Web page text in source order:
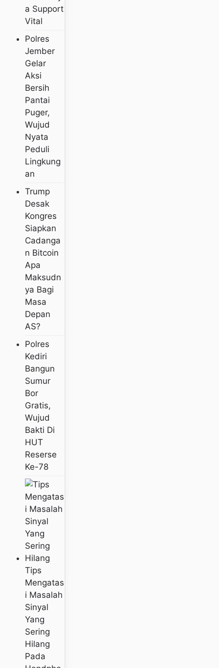
A Support
Vital
Polres
Jember
Gelar
Aksi
Bersih
Pantai
Puger,
Wujud
Nyata
Peduli
Lingkung
An
Trump
Desak
Kongres
Siapkan
Cadanga
N Bitcoin
Apa
Maksudn
Ya Bagi
Masa
Depan
AS?
Polres
Kediri
Bangun
Sumur
Bor
Gratis,
Wujud
Bakti Di
HUT
Reserse
Ke-78
Tips
Mengatas
I Masalah
Sinyal
Yang
Sering
Hilang
Pada